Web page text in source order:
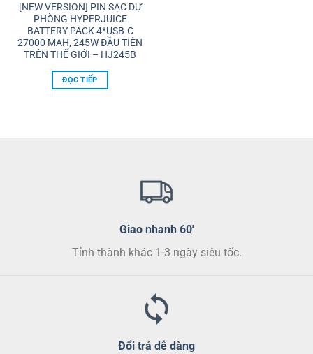
[NEW VERSION] PIN SẠC DỰ
PHÒNG HYPERJUICE
BATTERY PACK 4*USB-C
27000 MAH, 245W ĐẦU TIÊN
TRÊN THẾ GIỚI – HJ245B
ĐỌC TIẾP
Giao nhanh 60'
Tỉnh thành khác 1-3 ngày siêu tốc.
Đổi trả dễ dàng